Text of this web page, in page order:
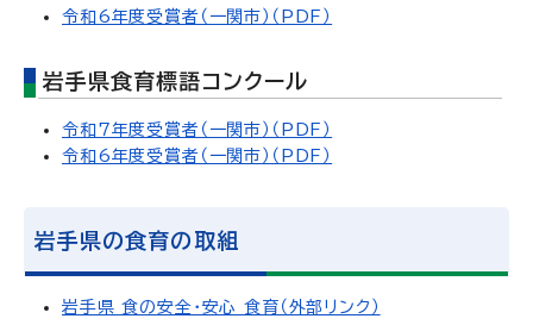
令和6年度受賞者（一関市）（PDF）
岩手県食育標語コンクール
令和7年度受賞者（一関市）（PDF）
令和6年度受賞者（一関市）（PDF）
岩手県の食育の取組
岩手県 食の安全・安心 食育（外部リンク）